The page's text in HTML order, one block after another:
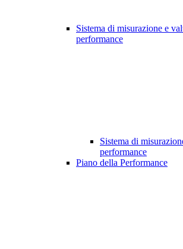
Sistema di misurazione e
performance
Sistema di
performance
Piano della Performance